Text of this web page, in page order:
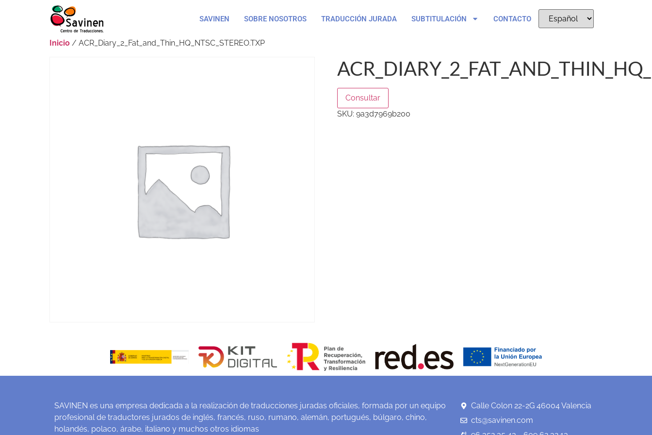
SAVINEN SOBRE NOSOTROS TRADUCCIÓN JURADA SUBTITULACIÓN CONTACTO
Inicio / ACR_Diary_2_Fat_and_Thin_HQ_NTSC_STEREO.TXP
Consultar
SKU: 9a3d7969b200
SAVINEN es una empresa dedicada a la realización de traducciones juradas oficiales, formada por un equipo
profesional de traductores jurados de inglés, francés, ruso, rumano, alemán, portugués, búlgaro, chino,
holandés, polaco, árabe, italiano y muchos otros idiomas
Calle Colon 22-2G 46004 Valencia
cts@savinen.com